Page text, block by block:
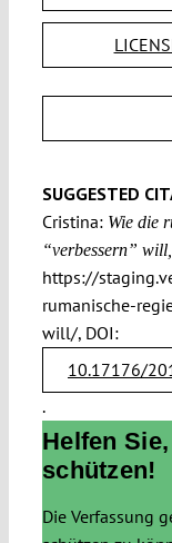
SUGGESTED
Cristina:Wie die
“verbessern”
https://
rumanische-
will/, DOI:
10.17176/
.
Helfen
schützen!
Die Verfassung